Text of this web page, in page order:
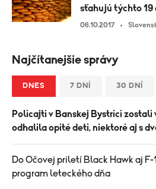
sťahujú týchto 19
06.10.2017
Najčítanejšie správy
DNES 7 DNÍ 30 DNÍ
Policajti v Banskej Bystrici zostali
odhalila opité deti, niektoré aj s
Do Očovej priletí Black Hawk aj
program leteckého dňa